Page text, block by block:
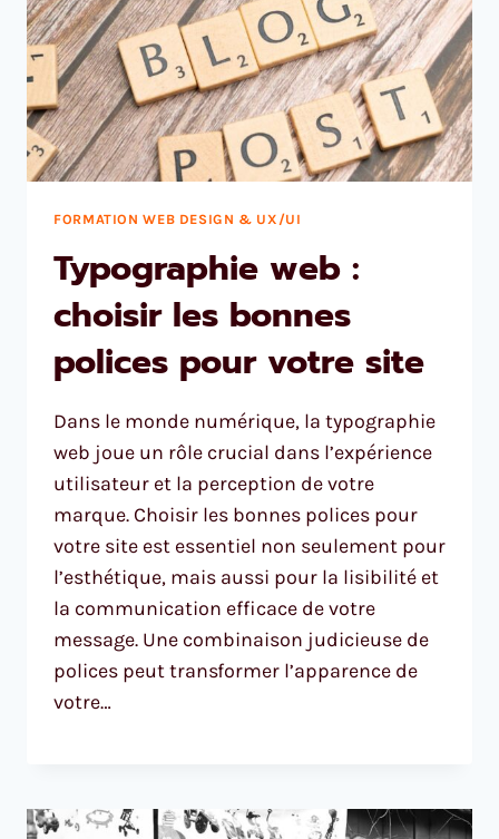
FORMATION WEB DESIGN & UX/UI
Typographie web :
choisir les bonnes
polices pour votre site
Dans le monde numérique, la typographie
web joue un rôle crucial dans l’expérience
utilisateur et la perception de votre
marque. Choisir les bonnes polices pour
votre site est essentiel non seulement pour
l’esthétique, mais aussi pour la lisibilité et
la communication efficace de votre
message. Une combinaison judicieuse de
polices peut transformer l’apparence de
votre…